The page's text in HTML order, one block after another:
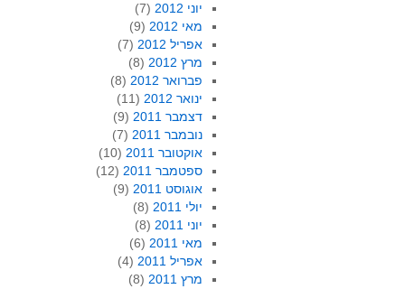
יוני 2012
(7)
מאי 2012
(9)
אפריל 2012
(7)
מרץ 2012
(8)
פברואר 2012
(8)
ינואר 2012
(11)
דצמבר 2011
(9)
נובמבר 2011
(7)
אוקטובר 2011
(10)
ספטמבר 2011
(12)
אוגוסט 2011
(9)
יולי 2011
(8)
יוני 2011
(8)
מאי 2011
(6)
אפריל 2011
(4)
מרץ 2011
(8)